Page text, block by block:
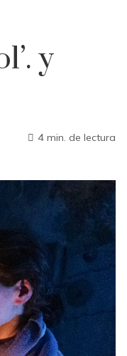
y
4 min. de lectura